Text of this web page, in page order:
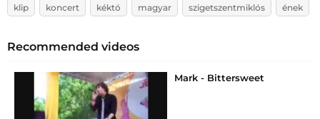
klip
koncert kéktó magyar szigetszentmiklós ének
Recommended videos
Mark - Bittersweet